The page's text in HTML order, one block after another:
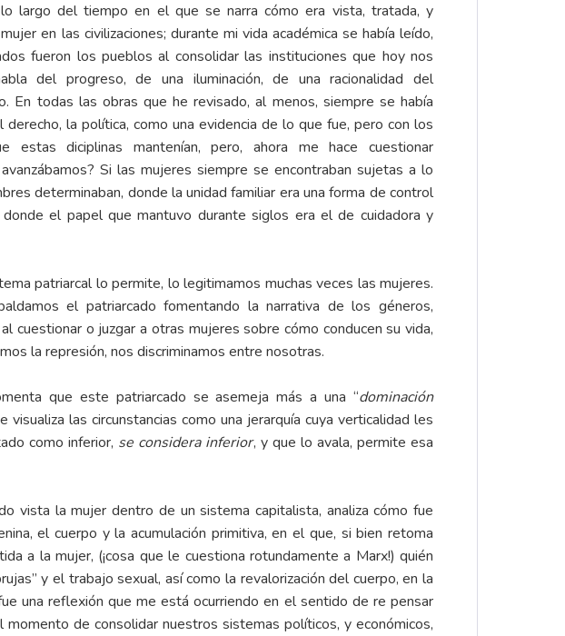
largo del tiempo en el que se narra cómo era vista, tratada, y
en las civilizaciones; durante mi vida académica se había leído,
fueron los pueblos al consolidar las instituciones que hoy nos
del progreso, de una iluminación, de una racionalidad del
En todas las obras que he revisado, al menos, siempre se había
derecho, la política, como una evidencia de lo que fue, pero con los
estas diciplinas mantenían, pero, ahora me hace cuestionar
Si las mujeres siempre se encontraban sujetas a lo
determinaban, donde la unidad familiar era una forma de control
el papel que mantuvo durante siglos era el de cuidadora y
patriarcal lo permite, lo legitimamos muchas veces las mujeres.
el patriarcado fomentando la narrativa de los géneros,
cuestionar o juzgar a otras mujeres sobre cómo conducen su vida,
la represión, nos discriminamos entre nosotras.
que este patriarcado se asemeja más a una “dominación
las circunstancias como una jerarquía cuya verticalidad les
como inferior, se considera inferior, y que lo avala, permite esa
vista la mujer dentro de un sistema capitalista, analiza cómo fue
el cuerpo y la acumulación primitiva, en el que, si bien retoma
a la mujer, (¡cosa que le cuestiona rotundamente a Marx!) quién
y el trabajo sexual, así como la revalorización del cuerpo, en la
una reflexión que me está ocurriendo en el sentido de re pensar
de consolidar nuestros sistemas políticos, y económicos,